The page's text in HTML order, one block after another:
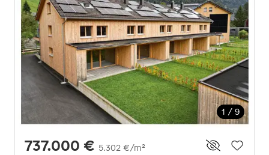
1 / 9
737.000 € 5.302 €/m²